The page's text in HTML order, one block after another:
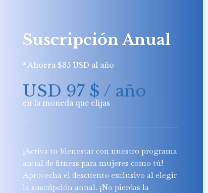
Suscripción Anual
* Ahorra $35 USD al año
USD 97 $ / año
en la moneda que elijas
¡Activa tu bienestar con nuestro programa
anual de fitness para mujeres como tú!
Aprovecha el descuento exclusivo al elegir
la suscripción anual. ¡No pierdas la